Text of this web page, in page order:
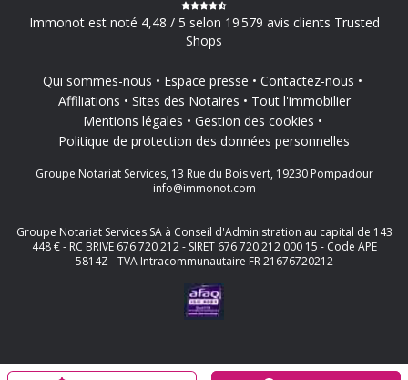
Immonot est noté 4,48 / 5 selon 19 579 avis clients Trusted
Shops
Qui sommes-nous Espace presse
Contactez-nous
Affiliations
Sites des Notaires
Tout l'immobilier
Mentions légales
Gestion des cookies
Politique de protection des données personnelles
Groupe Notariat Services, 13 Rue du Bois vert, 19230 Pompadour
info@immonot.com
Groupe Notariat Services SA à Conseil d'Administration au capital de 143
448 € - RC BRIVE 676 720 212 - SIRET 676 720 212 000 15 - Code APE
5814Z - TVA Intracommunautaire FR 21676720212